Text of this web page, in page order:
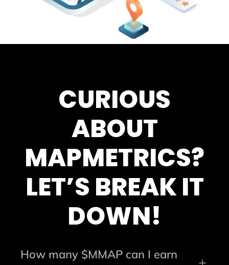
CURIOUS
ABOUT
MAPMETRICS?
LET’S BREAK IT
DOWN!
How many $MMAP can I earn